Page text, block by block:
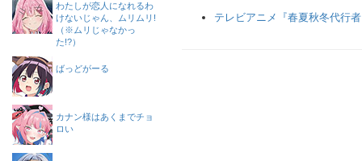
テレビアニメ『春夏秋冬代行
わたしが恋人になれるわ
けないじゃん、ムリムリ!
（※ムリじゃなかっ
た!?）
ばっどがーる
カナン様はあくまでチョ
ロい